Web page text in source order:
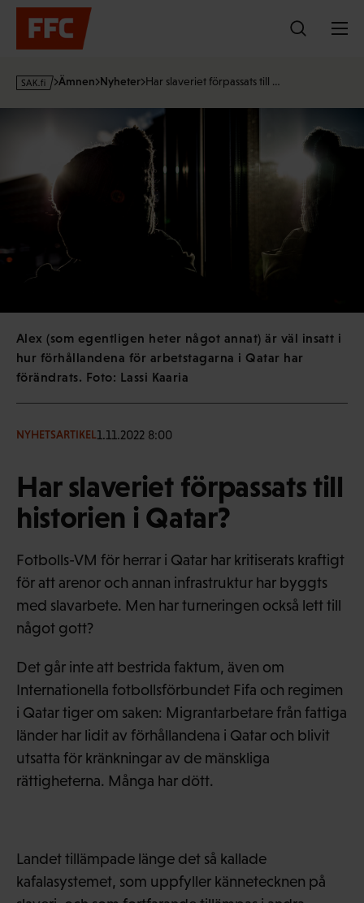
Hoppa
innehållet
s
Ämnen Nyheter Har slaveriet förpassats till …
Alex (som egentligen heter något annat) är väl insatt i
hur förhållandena för arbetstagarna i Qatar har
förändrats. Foto: Lassi Kaaria
NYHETSARTIKEL1.11.2022 8:00
Har slaveriet förpassats till
historien i Qatar?
Fotbolls-VM för herrar i Qatar har kritiserats kraftigt
för att arenor och annan infrastruktur har byggts
med slavarbete. Men har turneringen också lett till
något gott?
Det går inte att bestrida faktum, även om
Internationella fotbollsförbundet Fifa och regimen
i Qatar tiger om saken: Migrantarbetare från fattiga
länder har lidit av förhållandena i Qatar och blivit
utsatta för kränkningar av de mänskliga
rättigheterna. Många har dött.
Landet tillämpade länge det så kallade
kafalasystemet, som uppfyller kännetecknen på